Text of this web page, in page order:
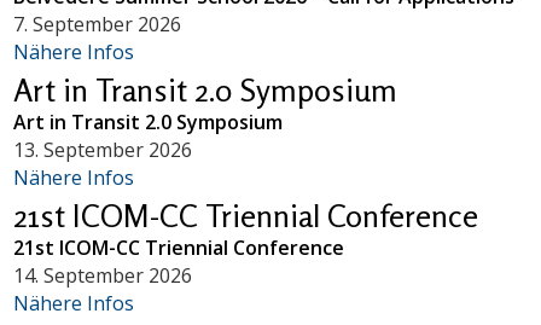
7. September 2026
Nähere Infos
Art in Transit 2.0 Symposium
Art in Transit 2.0 Symposium
13. September 2026
Nähere Infos
21st ICOM-CC Triennial Conference
21st ICOM-CC Triennial Conference
14. September 2026
Nähere Infos